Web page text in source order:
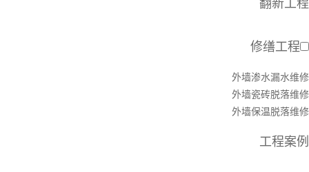
翻新工程
修缮工程
外墙渗水漏水维修
外墙瓷砖脱落维修
外墙保温脱落维修
工程案例